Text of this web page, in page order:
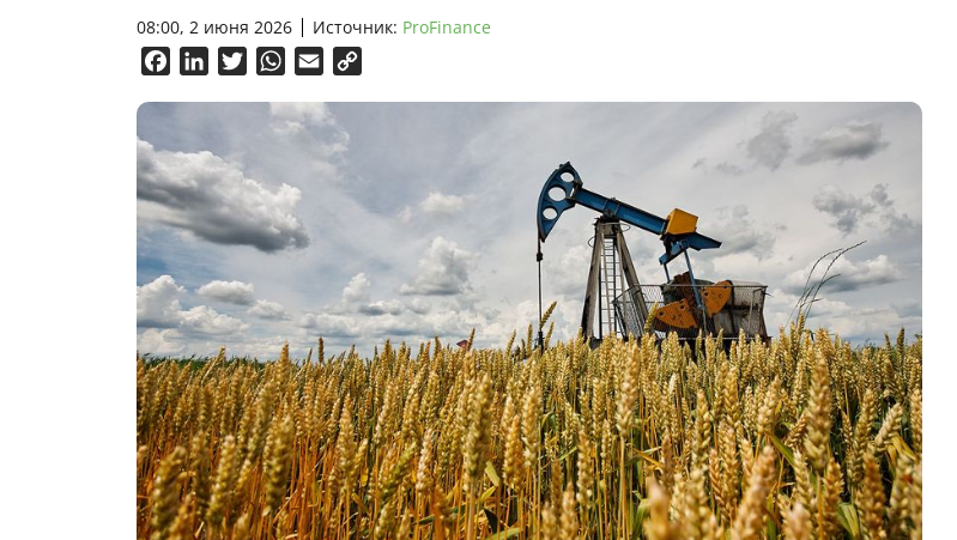
08:00, 2 июня 2026 Источник: ProFinance
FacebookLinkedInTwitterWhatsApp
Email